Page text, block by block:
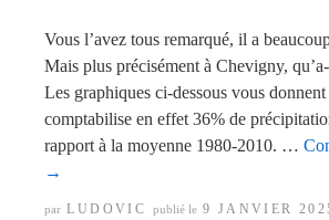
Vous l’avez tous remarqué, il a
Mais plus précisément à Chevigny,
Les graphiques ci-dessous vous
comptabilise en effet 36% de
rapport à la moyenne 1980-2010. …
→
par LUDOVIC publié le 9 JANVIER